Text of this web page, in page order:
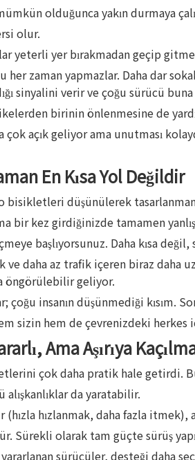
olduğunca yakın durmaya
olur.
yeterli yer bırakmadan geçip
her zaman yapmazlar. Daha dar
sinyalini verir ve çoğu sürücü
birinin önlenmesine de
çok açık geliyor ama unutması
En Kısa Yol Değildir
bisikletleri düşünülerek
bir kez girdiğinizde tamamen
başlıyorsunuz. Daha kısa
daha az trafik içeren biraz daha
öngörülebilir geliyor.
çoğu insanın düşünmediği
sizin hem de çevrenizdeki
Ama Aşırıya
çok daha pratik hale getirdi.
da yaratabilir.
hızlanmak, daha fazla
Sürekli olarak tam güçte sürüş
sürücüler, desteği daha